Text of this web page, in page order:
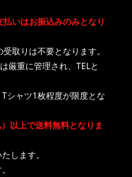
いはお振込みのみとなり
取りは不要となります。
厳重に管理され、TELと
シャツ1枚程度が限度とな
以上で送料無料となりま
します。